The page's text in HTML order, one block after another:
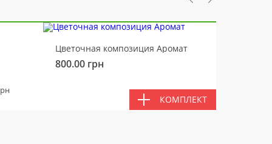
Цветочная композиция Аромат
800.00 грн
КОМПЛЕКТ